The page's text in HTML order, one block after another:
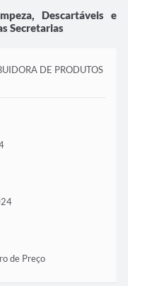
Descartáveis e
Secretarias
DE PRODUTOS
de Preço